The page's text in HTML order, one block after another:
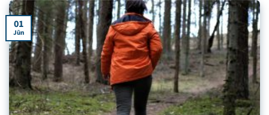
01
Jūn